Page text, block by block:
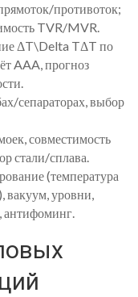
противоток;
TVR/MVR.
ΔT\Delta TΔT по
AAA, прогноз
сепараторах, выбор
совместимость
стали/сплава.
(температура
вакуум, уровни,
антифоминг.